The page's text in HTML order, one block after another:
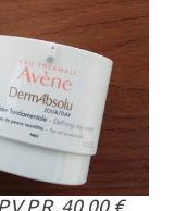
40,00 €